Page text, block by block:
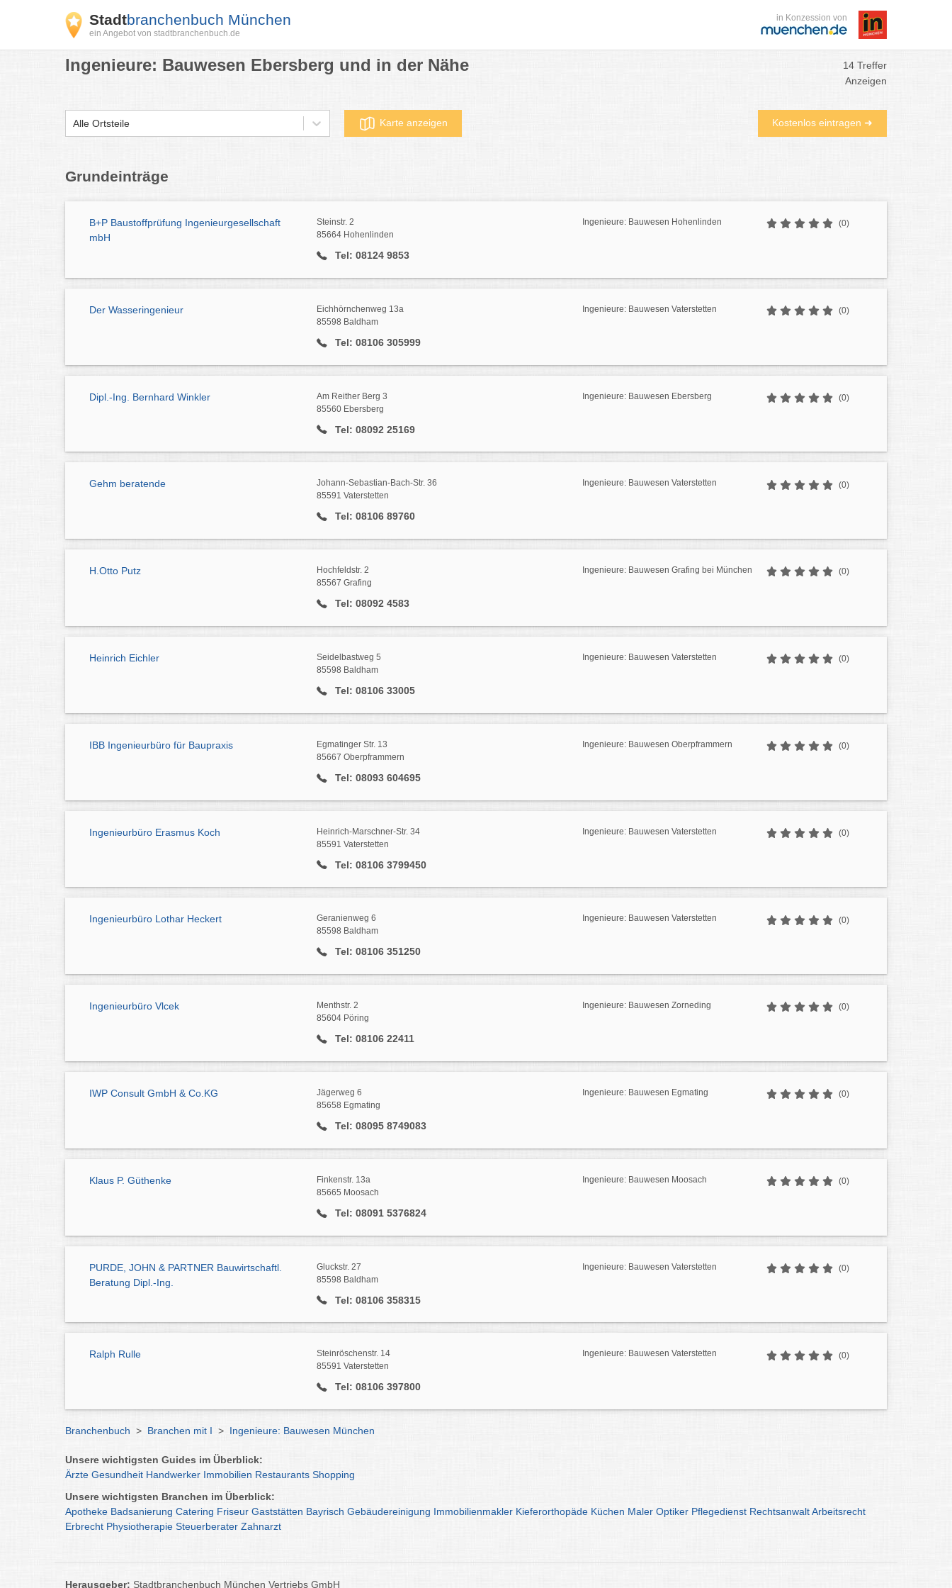
Stadtbranchenbuch München
ein Angebot von stadtbranchenbuch.de
in Konzession von
Ingenieure: Bauwesen Ebersberg und in der Nähe
14 Treffer
Anzeigen
Alle Ortsteile Karte anzeigen Kostenlos eintragen ➜
Grundeinträge
B+P Baustoffprüfung Ingenieurgesellschaft
mbH
Steinstr. 2
85664 Hohenlinden
Tel: 08124 9853
Ingenieure: Bauwesen Hohenlinden (0)
Der Wasseringenieur
Eichhörnchenweg 13a
85598 Baldham
Tel: 08106 305999
Ingenieure: Bauwesen Vaterstetten (0)
Dipl.-Ing. Bernhard Winkler
Am Reither Berg 3
85560 Ebersberg
Tel: 08092 25169
Ingenieure: Bauwesen Ebersberg (0)
Gehm beratende
Johann-Sebastian-Bach-Str. 36
85591 Vaterstetten
Tel: 08106 89760
Ingenieure: Bauwesen Vaterstetten (0)
H.Otto Putz
Hochfeldstr. 2
85567 Grafing
Tel: 08092 4583
Ingenieure: Bauwesen Grafing bei München (0)
Heinrich Eichler
Seidelbastweg 5
85598 Baldham
Tel: 08106 33005
Ingenieure: Bauwesen Vaterstetten (0)
IBB Ingenieurbüro für Baupraxis
Egmatinger Str. 13
85667 Oberpframmern
Tel: 08093 604695
Ingenieure: Bauwesen Oberpframmern (0)
Ingenieurbüro Erasmus Koch
Heinrich-Marschner-Str. 34
85591 Vaterstetten
Tel: 08106 3799450
Ingenieure: Bauwesen Vaterstetten (0)
Ingenieurbüro Lothar Heckert
Geranienweg 6
85598 Baldham
Tel: 08106 351250
Ingenieure: Bauwesen Vaterstetten (0)
Ingenieurbüro Vlcek
Menthstr. 2
85604 Pöring
Tel: 08106 22411
Ingenieure: Bauwesen Zorneding (0)
IWP Consult GmbH & Co.KG
Jägerweg 6
85658 Egmating
Tel: 08095 8749083
Ingenieure: Bauwesen Egmating (0)
Klaus P. Güthenke
Finkenstr. 13a
85665 Moosach
Tel: 08091 5376824
Ingenieure: Bauwesen Moosach (0)
PURDE, JOHN & PARTNER Bauwirtschaftl.
Beratung Dipl.-Ing.
Gluckstr. 27
85598 Baldham
Tel: 08106 358315
Ingenieure: Bauwesen Vaterstetten (0)
Ralph Rulle
Steinröschenstr. 14
85591 Vaterstetten
Tel: 08106 397800
Ingenieure: Bauwesen Vaterstetten (0)
Branchenbuch > Branchen mit I > Ingenieure: Bauwesen München
Unsere wichtigsten Guides im Überblick:
Ärzte Gesundheit Handwerker Immobilien Restaurants Shopping
Unsere wichtigsten Branchen im Überblick:
Apotheke Badsanierung Catering Friseur Gaststätten Bayrisch Gebäudereinigung Immobilienmakler Kieferorthopäde Küchen Maler Optiker Pflegedienst RechtsanwaltArbeitsrecht
Erbrecht Physiotherapie Steuerberater Zahnarzt
Herausgeber: Stadtbranchenbuch München Vertriebs GmbH